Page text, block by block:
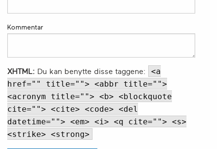
Kommentar
XHTML: Du kan benytte disse taggene:
<a
href="" title=""> <abbr title="">
<acronym title=""> <b> <blockquote
cite=""> <cite> <code> <del
datetime=""> <em> <i> <q cite=""> <s>
<strike> <strong>